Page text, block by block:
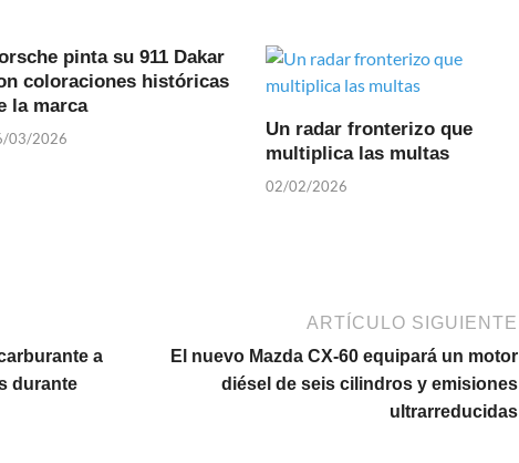
pinta su 911 Dakar
coloraciones históricas
la marca
03/2026
Un radar fronterizo que
multiplica las multas
02/02/2026
a
durante
ARTÍCULO SIGUIENTE
El nuevo Mazda CX-60 equipará un motor
diésel de seis cilindros y emisiones
ultrarreducidas